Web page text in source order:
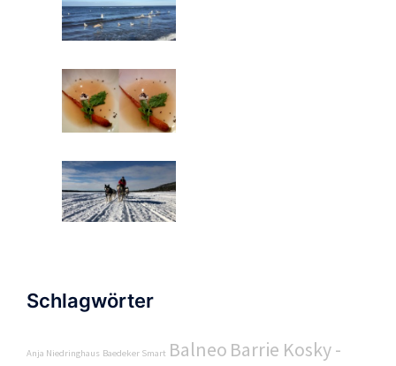
Schlagwörter
Anja Niedringhaus Baedeker Smart Balneo Barrie Kosky -